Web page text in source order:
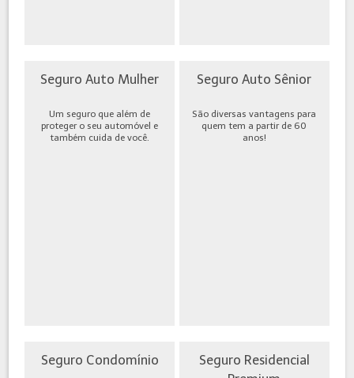
Seguro Auto Mulher
Um seguro que além de
proteger o seu automóvel e
também cuida de você.
Seguro Auto Sênior
São diversas vantagens para
quem tem a partir de 60
anos!
Seguro Condomínio
Seguro Residencial